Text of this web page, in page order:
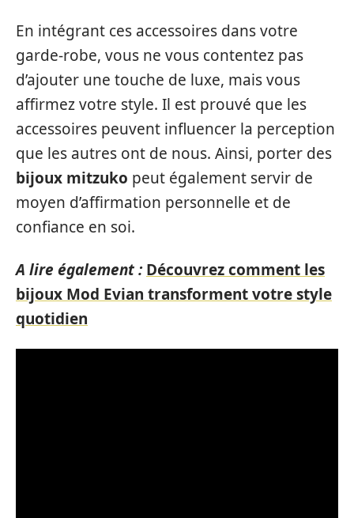
En intégrant ces accessoires dans votre
garde-robe, vous ne vous contentez pas
d’ajouter une touche de luxe, mais vous
affirmez votre style. Il est prouvé que les
accessoires peuvent influencer la perception
que les autres ont de nous. Ainsi, porter des
bijoux mitzuko peut également servir de
moyen d’affirmation personnelle et de
confiance en soi.
A lire également : Découvrez comment les
bijoux Mod Evian transforment votre style
quotidien